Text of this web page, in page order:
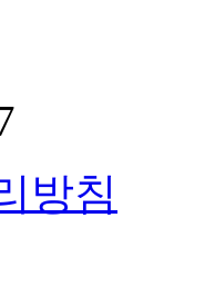
방침